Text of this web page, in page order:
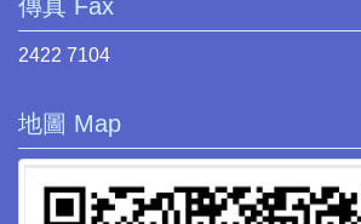
傳真 Fax
2422 7104
地圖 Map